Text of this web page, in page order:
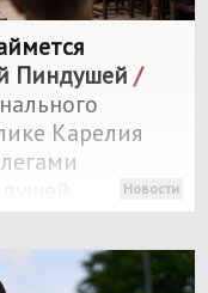
Пиндушей /
Карелия
и последствия
Новости